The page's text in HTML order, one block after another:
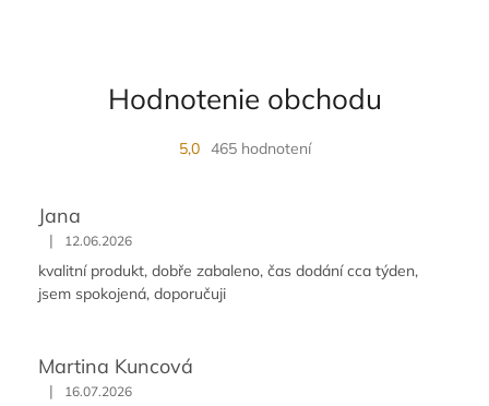
Hodnotenie obchodu
5,0 465 hodnotení
Jana
| 12.06.2026
kvalitní produkt, dobře zabaleno, čas dodání cca týden,
jsem spokojená, doporučuji
Martina Kuncová
| 16.07.2026